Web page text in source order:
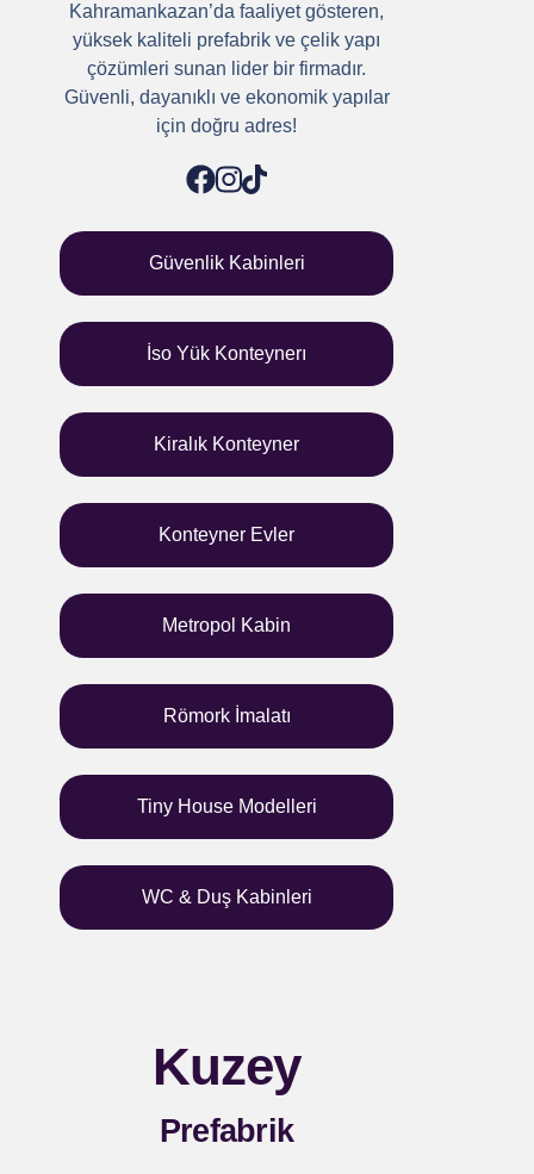
Kahramankazan’da faaliyet gösteren,
yüksek kaliteli prefabrik ve çelik yapı
çözümleri sunan lider bir firmadır.
Güvenli, dayanıklı ve ekonomik yapılar
için doğru adres!
Güvenlik Kabinleri
İso Yük Konteynerı
Kiralık Konteyner
Konteyner Evler
Metropol Kabin
Römork İmalatı
Tiny House Modelleri
WC & Duş Kabinleri
Kuzey
Prefabrik